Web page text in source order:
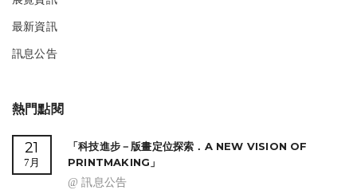
最新資訊
訊息公告
熱門點閱
21
7月
「科技進步－版畫定位探索．A NEW VISION OF
PRINTMAKING」
@ 訊息公告